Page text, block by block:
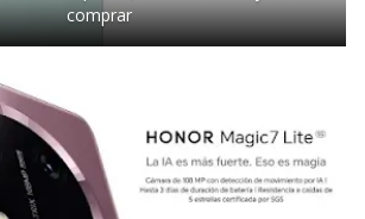
comprar